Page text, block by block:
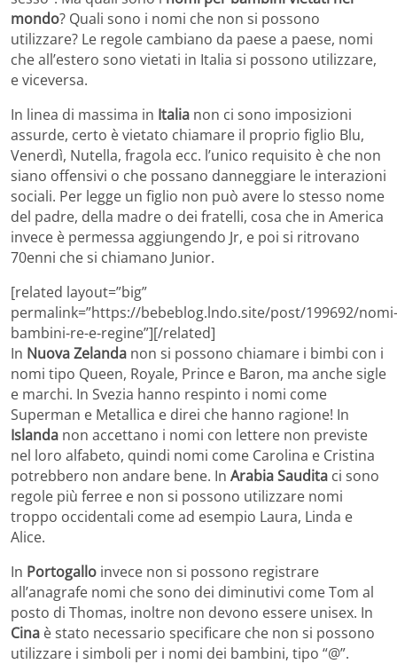
mondo? Quali sono i nomi che non si possono
utilizzare? Le regole cambiano da paese a paese, nomi
che all’estero sono vietati in Italia si possono utilizzare,
e viceversa.
In linea di massima in Italia non ci sono imposizioni
assurde, certo è vietato chiamare il proprio figlio Blu,
Venerdì, Nutella, fragola ecc. l’unico requisito è che non
siano offensivi o che possano danneggiare le interazioni
sociali. Per legge un figlio non può avere lo stesso nome
del padre, della madre o dei fratelli, cosa che in America
invece è permessa aggiungendo Jr, e poi si ritrovano
70enni che si chiamano Junior.
[related layout=”big”
permalink=”https://bebeblog.lndo.site/post/199692/nomi-
bambini-re-e-regine”][/related]
In Nuova Zelanda non si possono chiamare i bimbi con i
nomi tipo Queen, Royale, Prince e Baron, ma anche sigle
e marchi. In Svezia hanno respinto i nomi come
Superman e Metallica e direi che hanno ragione! In
Islanda non accettano i nomi con lettere non previste
nel loro alfabeto, quindi nomi come Carolina e Cristina
potrebbero non andare bene. In Arabia Saudita ci sono
regole più ferree e non si possono utilizzare nomi
troppo occidentali come ad esempio Laura, Linda e
Alice.
In Portogallo invece non si possono registrare
all’anagrafe nomi che sono dei diminutivi come Tom al
posto di Thomas, inoltre non devono essere unisex. In
Cina è stato necessario specificare che non si possono
utilizzare i simboli per i nomi dei bambini, tipo “@”.